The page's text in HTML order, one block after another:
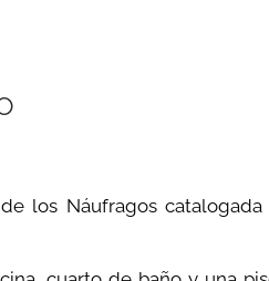
los Náufragos catalogada